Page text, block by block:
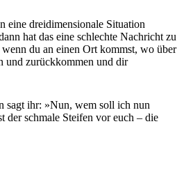
eine dreidimensionale Situation
hat das eine schlechte Nachricht zu
du an einen Ort kommst, wo über
und zurückkommen und dir
sagt ihr: »Nun, wem soll ich nun
der schmale Steifen vor euch – die